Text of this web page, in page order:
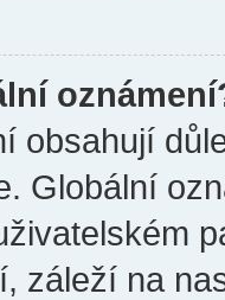
obsahují
Globální
záleží na